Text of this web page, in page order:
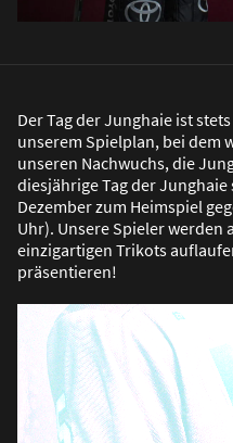
Der Tag der Junghaie ist
unserem Spielplan, bei dem
unseren Nachwuchs, die
diesjährige Tag der Junghaie
Dezember zum Heimspiel
Uhr). Unsere Spieler werden
einzigartigen Trikots
präsentieren!